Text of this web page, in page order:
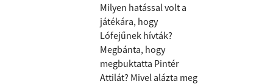
Milyen hatással volt a
játékára, hogy
Lófejűnek hívták?
Megbánta, hogy
megbuktatta Pintér
Attilát? Mivel alázta meg